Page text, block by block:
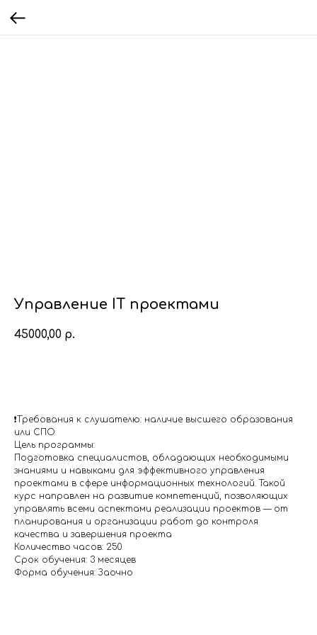
Управление IT проектами
45000,00 р.
❗️Требования к слушателю: наличие высшего образования
или СПО
Цель программы:
Подготовка специалистов, обладающих необходимыми
знаниями и навыками для эффективного управления
проектами в сфере информационных технологий. Такой
курс направлен на развитие компетенций, позволяющих
управлять всеми аспектами реализации проектов — от
планирования и организации работ до контроля
качества и завершения проекта
Количество часов: 250
Срок обучения: 3 месяцев
Форма обучения: Заочно